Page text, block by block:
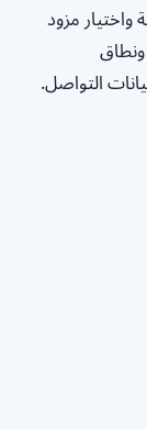
مزود
التواصل.